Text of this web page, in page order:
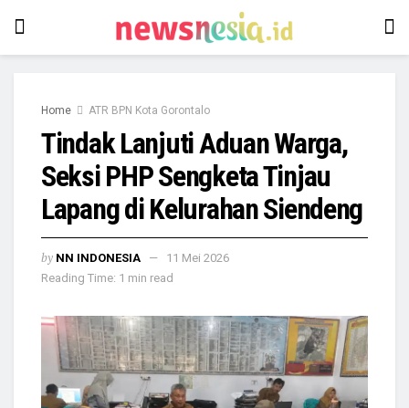
Home ATR BPN Kota Gorontalo
Tindak Lanjuti Aduan Warga,
Seksi PHP Sengketa Tinjau
Lapang di Kelurahan Siendeng
by NN INDONESIA
11 Mei 2026
Reading Time: 1 min read